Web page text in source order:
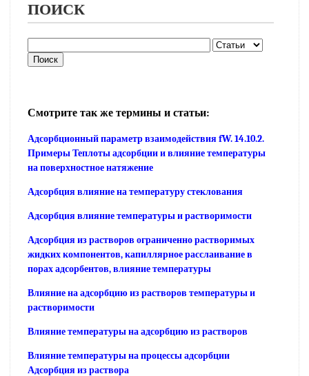
ПОИСК
Смотрите так же термины и статьи:
Адсорбционный параметр взаимодействия fW. 14.10.2.
Примеры Теплоты адсорбции и влияние температуры
на поверхностное натяжение
Адсорбция влияние на температуру стеклования
Адсорбция влияние температуры и растворимости
Адсорбция из растворов ограниченно растворимых
жидких компонентов, капиллярное расслаивание в
порах адсорбентов, влияние температуры
Влияние на адсорбцию из растворов температуры и
растворимости
Влияние температуры на адсорбцию из растворов
Влияние температуры на процессы адсорбции
Адсорбция из раствора